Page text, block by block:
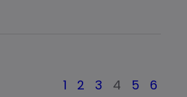
1 2 3 4 5
6